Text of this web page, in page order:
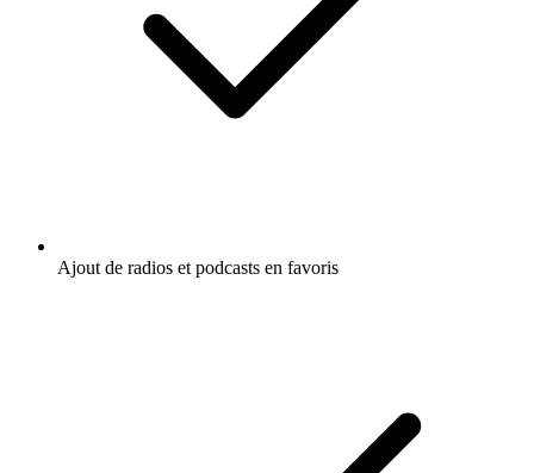
Ajout de radios et podcasts en favoris